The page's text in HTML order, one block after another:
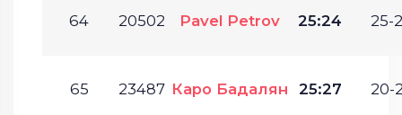
64 20502 Pavel Petrov 25:24 25-
65 23487 Каро Бадалян 25:27 20-